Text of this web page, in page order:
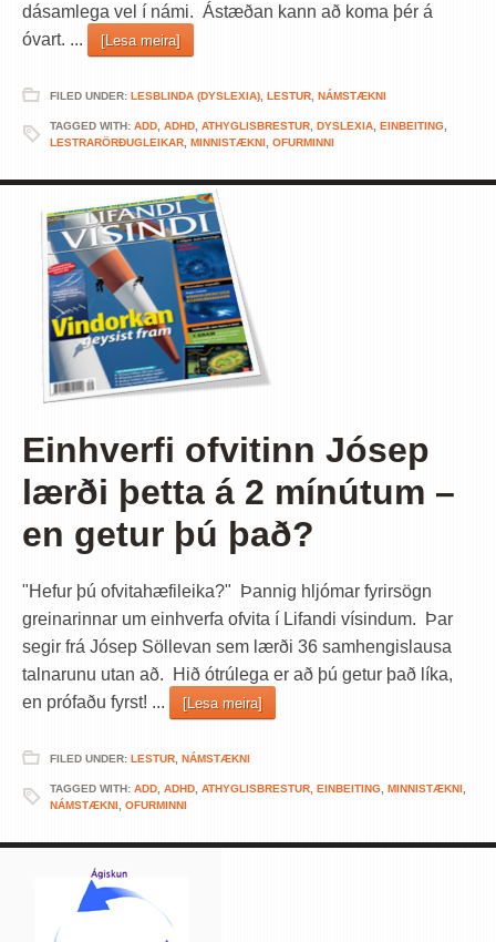
dásamlega vel í námi. Ástæðan kann að koma þér á
óvart. ...
[Lesa meira]
FILED UNDER: LESBLINDA (DYSLEXIA) LESTUR NÁMSTÆKNI
TAGGED WITH: ADD ADHD ATHYGLISBRESTUR DYSLEXIA EINBEITING
LESTRARÖRÐUGLEIKAR MINNISTÆKNI OFURMINNI
Einhverfi ofvitinn Jósep
lærði þetta á 2 mínútum –
en getur þú það?
"Hefur þú ofvitahæfileika?" Þannig hljómar fyrirsögn
greinarinnar um einhverfa ofvita í Lifandi vísindum. Þar
segir frá Jósep Söllevan sem lærði 36 samhengislausa
talnarunu utan að. Hið ótrúlega er að þú getur það líka,
en prófaðu fyrst! ...
[Lesa meira]
FILED UNDER: LESTUR NÁMSTÆKNI
TAGGED WITH: ADD ADHD ATHYGLISBRESTUR EINBEITING MINNISTÆKNI
NÁMSTÆKNI OFURMINNI